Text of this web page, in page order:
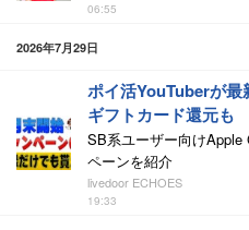
06:55
2026年7月29日
ポイ活YouTuberが
ギフトカード還元も
SB系ユーザー向けApple
ペーンを紹介
livedoor ECHOES
19:33